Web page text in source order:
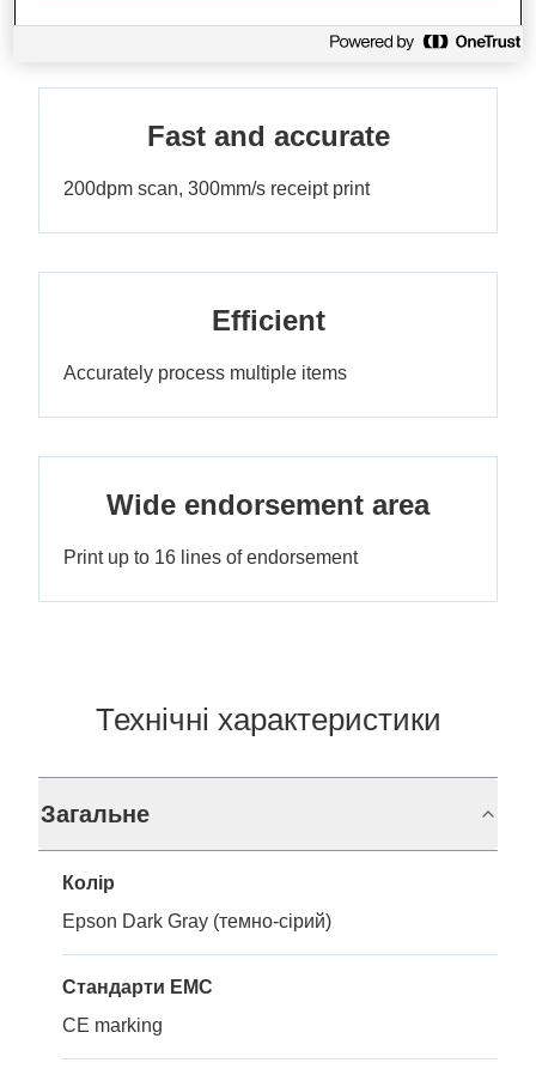
Fast and accurate
200dpm scan, 300mm/s receipt print
Efficient
Accurately process multiple items
Wide endorsement area
Print up to 16 lines of endorsement
Технічні характеристики
Загальне
Колір
Epson Dark Gray (темно-сірий)
Стандарти EMC
CE marking